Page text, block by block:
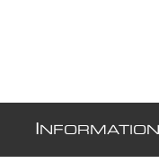
NFORMATION